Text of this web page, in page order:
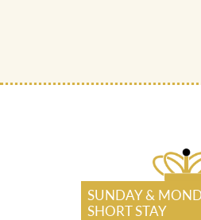
SUNDAY &
SHORT STAY